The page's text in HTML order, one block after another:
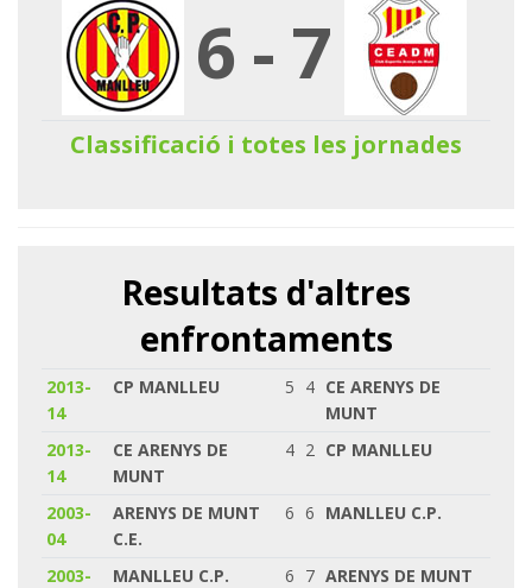
6 - 7
Classificació i totes les jornades
Resultats d'altres
enfrontaments
2013-
14
CP MANLLEU 5 4 CE ARENYS DE
MUNT
2013-
14
CE ARENYS DE
MUNT
4 2 CP MANLLEU
2003-
04
ARENYS DE MUNT
C.E.
6 6 MANLLEU C.P.
2003-
MANLLEU C.P. 6 7 ARENYS DE MUNT